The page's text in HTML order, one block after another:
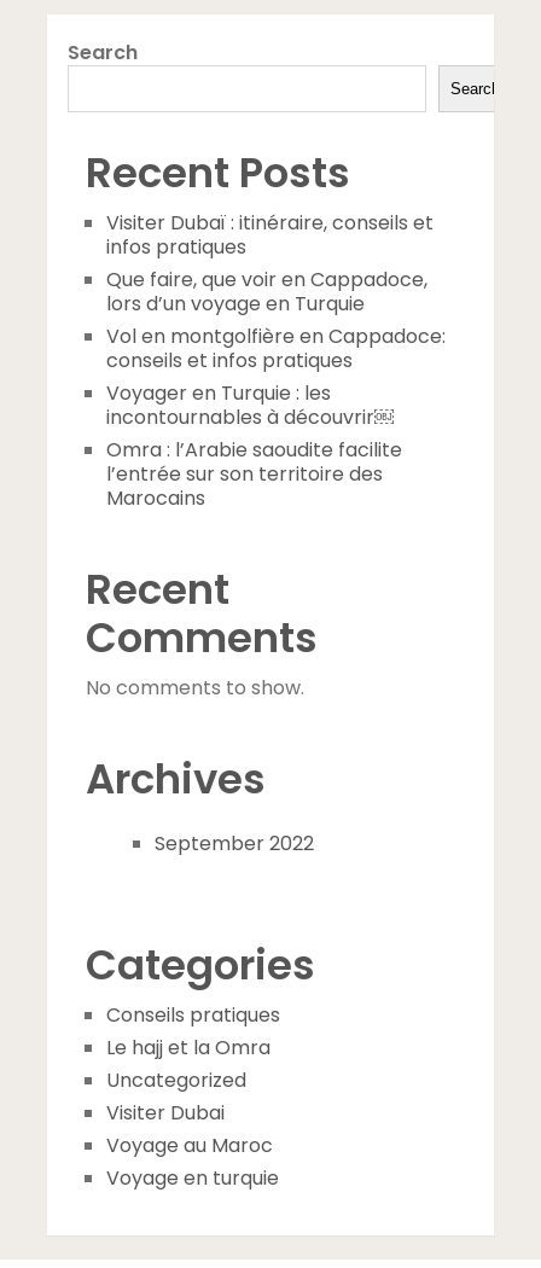
Search
Search
Recent Posts
Visiter Dubaï : itinéraire, conseils et
infos pratiques
Que faire, que voir en Cappadoce,
lors d’un voyage en Turquie
Vol en montgolfière en Cappadoce:
conseils et infos pratiques
Voyager en Turquie : les
incontournables à découvrir￼
Omra : l’Arabie saoudite facilite
l’entrée sur son territoire des
Marocains
Recent
Comments
No comments to show.
Archives
September 2022
Categories
Conseils pratiques
Le hajj et la Omra
Uncategorized
Visiter Dubai
Voyage au Maroc
Voyage en turquie